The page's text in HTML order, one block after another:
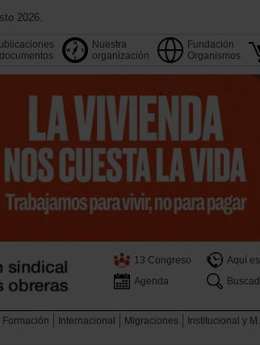
2026.
Nuestra
organización
Fundación
Organismos
13 Congreso Aquí
Agenda
Formación Internacional Migraciones Institucional y